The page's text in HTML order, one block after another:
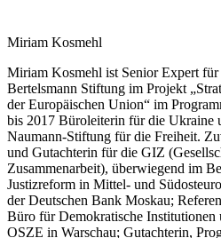
Miriam Kosmehl
Miriam Kosmehl ist Senior Expert für
Bertelsmann Stiftung im Projekt
der Europäischen Union“ im
bis 2017 Büroleiterin für die Ukraine
Naumann-Stiftung für die Freiheit.
und Gutachterin für die GIZ
Zusammenarbeit), überwiegend im
Justizreform in Mittel- und
der Deutschen Bank Moskau;
Büro für Demokratische Institutionen
OSZE in Warschau; Gutachterin,